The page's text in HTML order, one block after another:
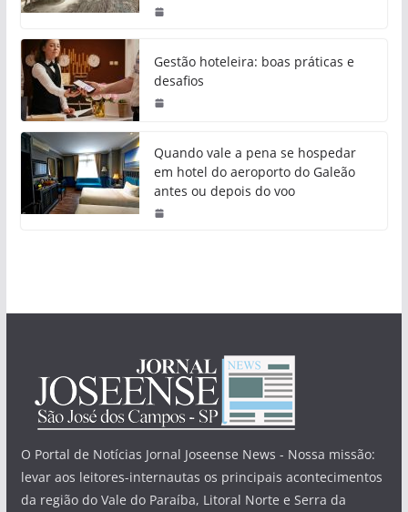
Gestão hoteleira: boas práticas e
desafios
Quando vale a pena se hospedar
em hotel do aeroporto do Galeão
antes ou depois do voo
O Portal de Notícias Jornal Joseense News - Nossa missão:
levar aos leitores-internautas os principais acontecimentos
da região do Vale do Paraíba, Litoral Norte e Serra da